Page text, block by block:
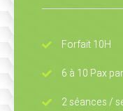
Forfait 10H
6 à 10 Pax
2 séances /